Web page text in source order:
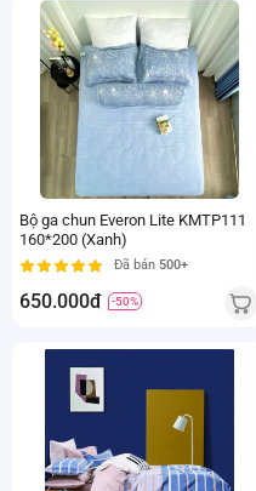
Bộ ga chun Everon Lite KMTP111
160*200 (Xanh)
Đã bán 500+
650.000đ -50%